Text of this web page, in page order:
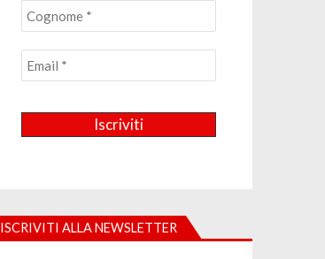
ISCRIVITI ALLA NEWSLETTER